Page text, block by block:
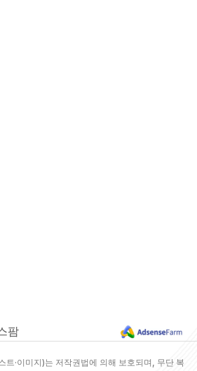
팜
트·이미지)는 저작권법에 의해 보호되며, 무단 복